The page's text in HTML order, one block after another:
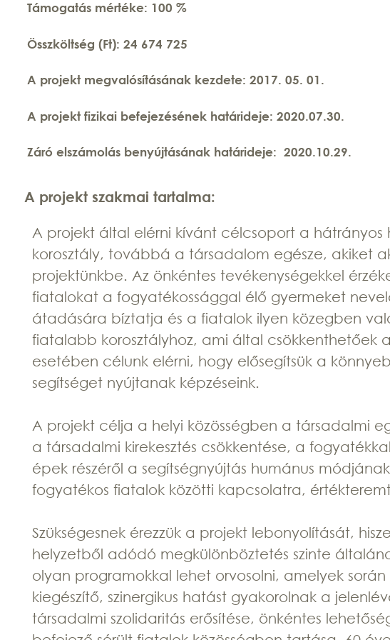
Támogatás mértéke: 100 %
Összköltség (Ft): 24 674 725
A projekt megvalósításának kezdete: 2017. 05. 01.
A projekt fizikai befejezésének határideje: 2020.07.30.
Záró elszámolás benyújtásának határideje: 2020.10.29.
A projekt szakmai tartalma:
A projekt által elérni kívánt célcsoport a
korosztály, továbbá a társadalom egésze, akiket
projektünkbe. Az önkéntes tevékenységekkel
fiatalokat a fogyatékossággal élő gyermeket
átadására bíztatja és a fiatalok ilyen közegben
fiatalabb korosztályhoz, ami által csökkenthetőek
esetében célunk elérni, hogy elősegítsük a
segítséget nyújtanak képzéseink.
A projekt célja a helyi közösségben a társadalmi
a társadalmi kirekesztés csökkentése, a
épek részéről a segítségnyújtás humánus
fogyatékos fiatalok közötti kapcsolatra,
Szükségesnek érezzük a projekt lebonyolítását,
helyzetből adódó megkülönböztetés szinte
olyan programokkal lehet orvosolni, amelyek
kiegészítő, szinergikus hatást gyakorolnak a
társadalmi szolidaritás erősítése, önkéntes